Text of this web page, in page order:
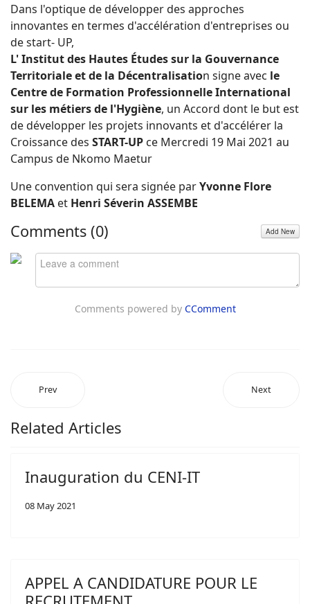
Dans l'optique de développer des approches
innovantes en termes d'accélération d'entreprises ou
de start- UP,
L' Institut des Hautes Études sur la Gouvernance
Territoriale et de la Décentralisation signe avec le
Centre de Formation Professionnelle International
sur les métiers de l'Hygiène, un Accord dont le but est
de développer les projets innovants et d'accélérer la
Croissance des START-UP ce Mercredi 19 Mai 2021 au
Campus de Nkomo Maetur
Une convention qui sera signée parYvonne Flore
BELEMA et Henri Séverin ASSEMBE
Comments (0) Add New
Comments powered by CComment
Prev Next
Related Articles
Inauguration du CENI-IT
08 May 2021
APPEL A CANDIDATURE POUR LE